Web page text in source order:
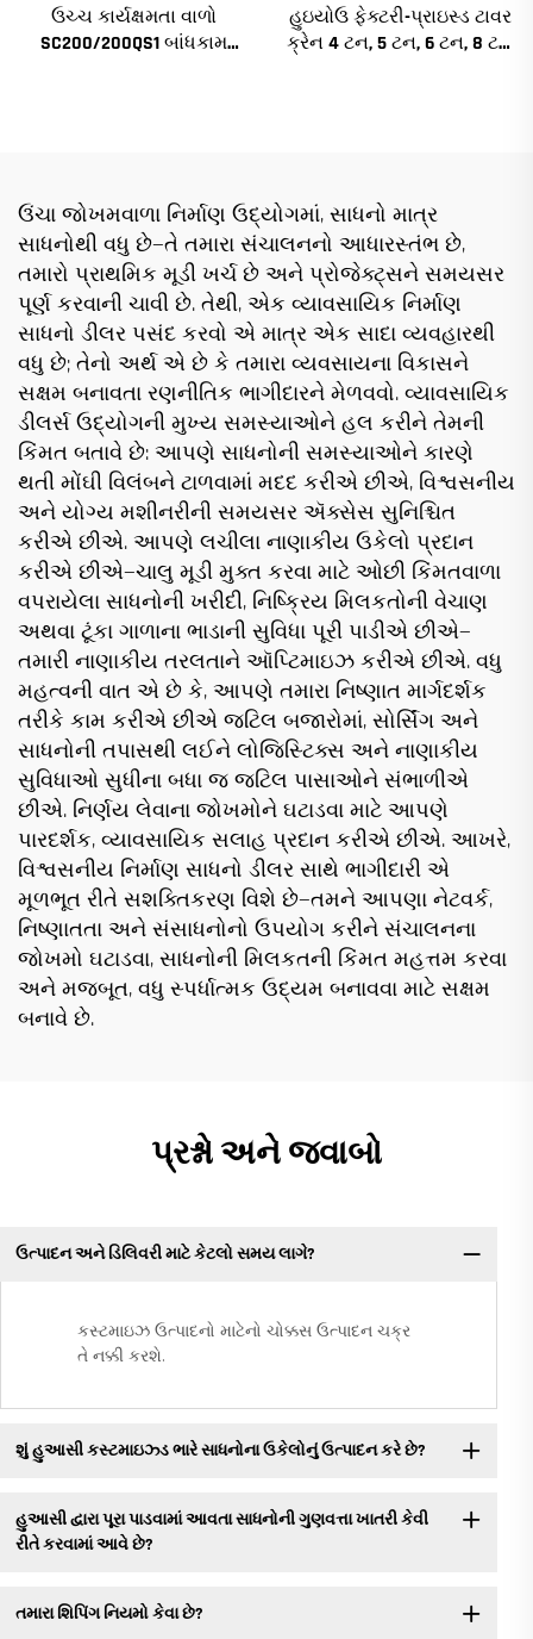
ઉચ્ચ કાર્યક્ષમતા વાળો
SC200/200QS1 બાંધકામ
હુઇયોઉ ફેક્ટરી-પ્રાઇસ્ડ ટાવર
ક્રેન 4 ટન, 5 ટન, 6 ટન, 8 ટન
ઉંચા જોખમવાળા નિર્માણ ઉદ્યોગમાં, સાધનો માત્ર
સાધનોથી વધુ છે—તે તમારા સંચાલનનો આધારસ્તંભ છે,
તમારો પ્રાથમિક મૂડી ખર્ચ છે અને પ્રોજેક્ટ્સને સમયસર
પૂર્ણ કરવાની ચાવી છે. તેથી, એક વ્યાવસાયિક નિર્માણ
સાધનો ડીલર પસંદ કરવો એ માત્ર એક સાદા વ્યવહારથી
વધુ છે; તેનો અર્થ એ છે કે તમારા વ્યવસાયના વિકાસને
સક્ષમ બનાવતા રણનીતિક ભાગીદારને મેળવવો. વ્યાવસાયિક
ડીલર્સ ઉદ્યોગની મુખ્ય સમસ્યાઓને હલ કરીને તેમની
કિંમત બતાવે છે: આપણે સાધનોની સમસ્યાઓને કારણે
થતી મોંઘી વિલંબને ટાળવામાં મદદ કરીએ છીએ, વિશ્વસનીય
અને યોગ્ય મશીનરીની સમયસર ઍક્સેસ સુનિશ્ચિત
કરીએ છીએ. આપણે લચીલા નાણાકીય ઉકેલો પ્રદાન
કરીએ છીએ—ચાલુ મૂડી મુક્ત કરવા માટે ઓછી કિંમતવાળા
વપરાયેલા સાધનોની ખરીદી, નિષ્ક્રિય મિલકતોની વેચાણ
અથવા ટૂંકા ગાળાના ભાડાની સુવિધા પૂરી પાડીએ છીએ—
તમારી નાણાકીય તરલતાને ઑપ્ટિમાઇઝ કરીએ છીએ. વધુ
મહત્વની વાત એ છે કે, આપણે તમારા નિષ્ણાત માર્ગદર્શક
તરીકે કામ કરીએ છીએ જટિલ બજારોમાં, સોર્સિંગ અને
સાધનોની તપાસથી લઈને લોજિસ્ટિક્સ અને નાણાકીય
સુવિધાઓ સુધીના બધા જ જટિલ પાસાઓને સંભાળીએ
છીએ. નિર્ણય લેવાના જોખમોને ઘટાડવા માટે આપણે
પારદર્શક, વ્યાવસાયિક સલાહ પ્રદાન કરીએ છીએ. આખરે,
વિશ્વસનીય નિર્માણ સાધનો ડીલર સાથે ભાગીદારી એ
મૂળભૂત રીતે સશક્તિકરણ વિશે છે—તમને આપણા નેટવર્ક,
નિષ્ણાતતા અને સંસાધનોનો ઉપયોગ કરીને સંચાલનના
જોખમો ઘટાડવા, સાધનોની મિલકતની કિંમત મહત્તમ કરવા
અને મજબૂત, વધુ સ્પર્ધાત્મક ઉદ્યમ બનાવવા માટે સક્ષમ
બનાવે છે.
પ્રશ્નો અને જવાબો
ઉત્પાદન અને ડિલિવરી માટે કેટલો સમય લાગે?
કસ્ટમાઇઝ ઉત્પાદનો માટેનો ચોક્કસ ઉત્પાદન ચક્ર
તે નક્કી કરશે.
શું હુઆસી કસ્ટમાઇઝ્ડ ભારે સાધનોના ઉકેલોનું ઉત્પાદન કરે છે?
હુઆસી દ્વારા પૂરા પાડવામાં આવતા સાધનોની ગુણવત્તા ખાતરી કેવી
રીતે કરવામાં આવે છે?
તમારા શિપિંગ નિયમો કેવા છે?